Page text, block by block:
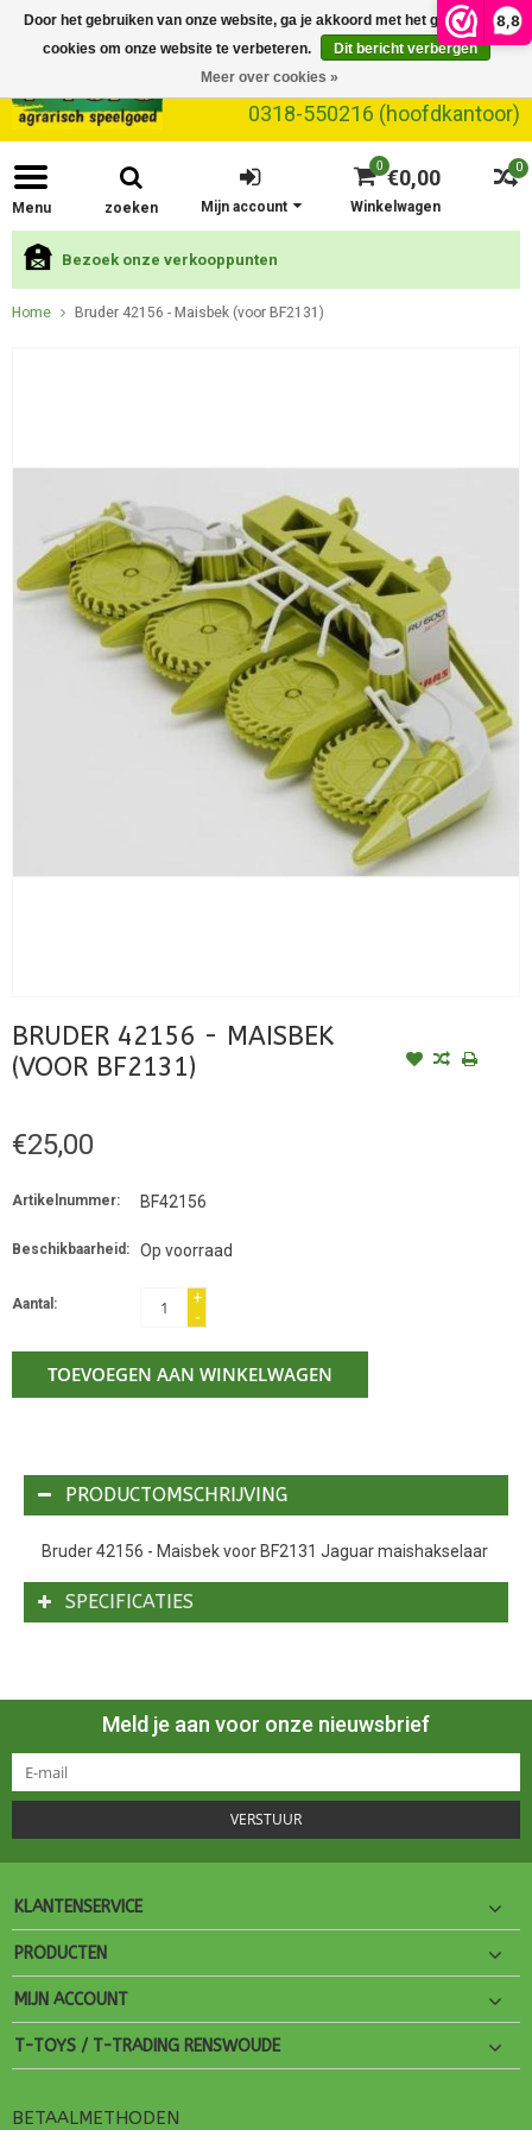
8,8
0318-550216 (hoofdkantoor)
Menu zoeken
0
0 €0,00
Winkelwagen
Mijn account
Bezoek onze verkooppunten
Home Bruder 42156 - Maisbek (voor BF2131)
BRUDER 42156 - MAISBEK
(VOOR BF2131)
€25,00
Artikelnummer: BF42156
Beschikbaarheid: Op voorraad
Aantal:
+
-
TOEVOEGEN AAN WINKELWAGEN
PRODUCTOMSCHRIJVING
Bruder 42156 - Maisbek voor BF2131 Jaguar maishakselaar
SPECIFICATIES
Meld je aan voor onze nieuwsbrief
VERSTUUR
KLANTENSERVICE
PRODUCTEN
MIJN ACCOUNT
T-TOYS / T-TRADING RENSWOUDE
BETAALMETHODEN
Door het gebruiken van onze website, ga je akkoord met het gebruik van
cookies om onze website te verbeteren.
Dit bericht verbergen
Meer over cookies »